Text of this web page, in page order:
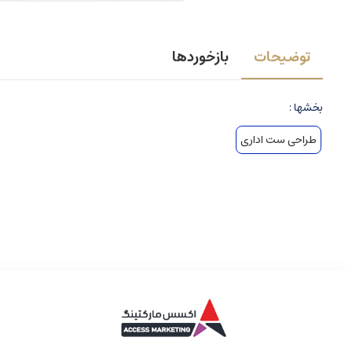
توضیحات بازخوردها
بخشها :
طراحی ست اداری